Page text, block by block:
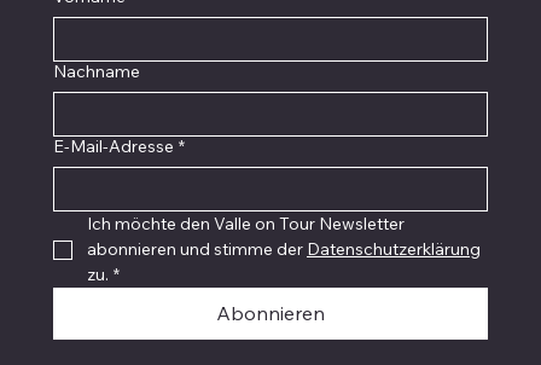
Nachname
E-Mail-Adresse *
Ich möchte den Valle on Tour Newsletter
abonnieren und stimme der Datenschutzerklärung
zu. *
Abonnieren